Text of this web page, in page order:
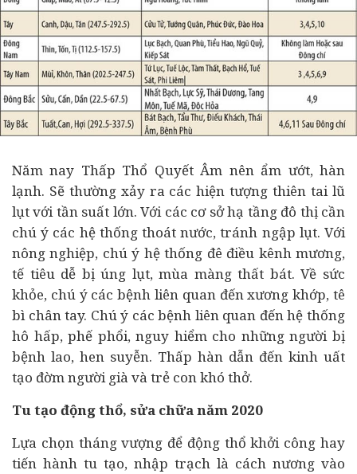
Năm nay Thấp Thổ Quyết Âm nên ẩm ướt, hàn
lạnh. Sẽ thường xảy ra các hiện tượng thiên tai lũ
lụt với tần suất lớn. Với các cơ sở hạ tầng đô thị cần
chú ý các hệ thống thoát nước, tránh ngập lụt. Với
nông nghiệp, chú ý hệ thống đê điều kênh mương,
tế tiêu dễ bị úng lụt, mùa màng thất bát. Về sức
khỏe, chú ý các bệnh liên quan đến xương khớp, tê
bì chân tay. Chú ý các bệnh liên quan đến hệ thống
hô hấp, phế phổi, nguy hiểm cho những người bị
bệnh lao, hen suyễn. Thấp hàn dẫn đến kinh uất
tạo đờm người già và trẻ con khó thở.
Tu tạo động thổ, sửa chữa năm 2020
Lựa chọn tháng vượng để động thổ khởi công hay
tiến hành tu tạo, nhập trạch là cách nương vào